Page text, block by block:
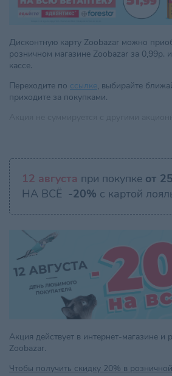
Дисконтную карту Zoobazar можно
розничном магазине Zoobazar за 0,99р.
кассе.
Переходите по ссылке, выбирайте
приходите за покупками.
12 августа при покупке от
НА ВСЁ -20% с картой
Акция действует в интернет-магазине и
Zoobazar.
Чтобы получить скидку 20% в